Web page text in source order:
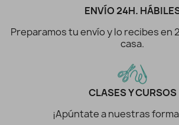
ENVÍO 24H.
Preparamos tu envío y lo recibes en
casa.
CLASES Y CURSOS
¡Apúntate a nuestras